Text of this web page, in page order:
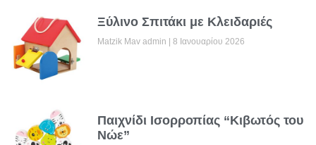
Ξύλινο Σπιτάκι με Κλειδαριές
Matzik Mav admin 8 Ιανουαρίου 2026
Παιχνίδι Ισορροπίας “Κιβωτός του
Νώε”